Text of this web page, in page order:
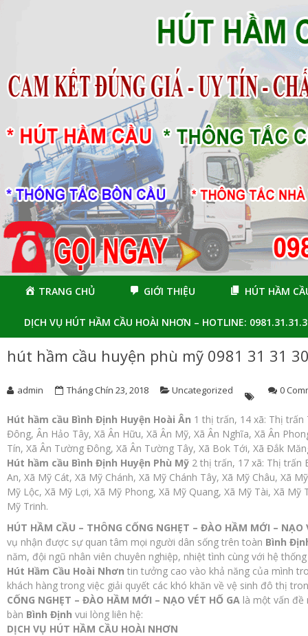
TRANG CHỦ GIỚI THIỆU HÚT HẦM
DỊCH VỤ HÚT HẦM CẦU HOÀI NHƠN – HOTLINE:
hút hầm cầu huyện phù mỹ 0981 31 31
admin Tháng Chín 23, 2018 Uncategorized 0
Hút hầm cầu Bình Định Huyện Hoài Ân 1 thị trấn, 14 xã: Thị trấn
Đông, Ân Hảo Tây, Xã Ân Hữu, Xã Ân Mỹ, Xã Ân Nghĩa, Xã Ân
Tín, Xã Ân Tường Đông, Xã Ân Tường Tây, Xã Bok Tới, Xã Đắk
Hút hầm cầu Bình Định Huyện Phù Mỹ 2 thị trấn, 17 xã: Thị trấn
An, Xã Mỹ Cát, Xã Mỹ Chánh, Xã Mỹ Chánh Tây, Xã Mỹ Châu, Xã
Mỹ Lộc, Xã Mỹ Lợi, Xã Mỹ Phong, Xã Mỹ Quang, Xã Mỹ Tài, Xã Mỹ
Mỹ Trinh.
HÚT HẦM CẦU – THÔNG CỐNG NGHẸT – ĐÀO HẦM MỚI – NẠO
vụ nhận được sự quan tâm mọi người dân sống trên toàn Bình
năm, đội ngũ nhân viên chuyên nghiệp, nhiệt tình cùng với hệ
Hút Hầm Cầu Hoài Nhơn tin tưởng cao vào khả năng của mình
khách hàng trong việc giải quyết các khó khăn về vệ sinh đô thị
CỐNG NGHẸT – ĐÀO HẦM MỚI – NẠO VÉT HỐ GA là một vấn đề
bàn Bình Định vui lòng liên hệ:
DỊCH VỤ HÚT HẦM CẦU HOÀI NHƠN